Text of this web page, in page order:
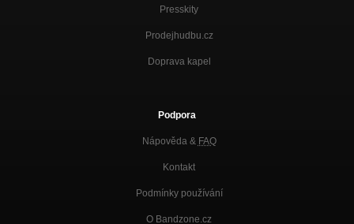
Presskity
Prodejhudbu.cz
Doprava kapel
Podpora
Nápověda & FAQ
Kontakt
Podmínky používání
O Bandzone.cz